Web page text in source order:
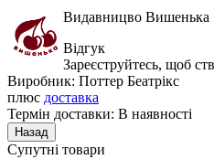
Видавницво Вишенька
Відгук
Зареєструйтесь, щоб
Виробник: Поттер Беатрікс
плюс доставка
Термін доставки: В наявності
Супутні товари